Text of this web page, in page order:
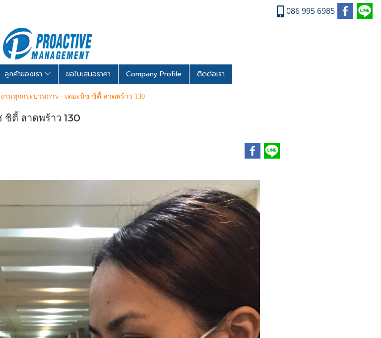
086 995 6985
ลูกค้าของเรา ขอใบเสนอราคา Company Profile ติดต่อเรา
านทุกกระบวนการ - เดอะนิช ชิตี้ ลาดพร้าว 130
ชิตี้ ลาดพร้าว 130